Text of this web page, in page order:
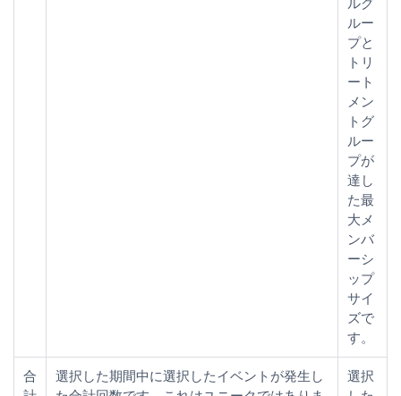
ルー
プと
トリ
ート
メン
トグ
ルー
プが
達し
た最
大メ
ンバ
ーシ
ップ
サイ
ズで
す。
合
選択した期間中に選択したイベントが発生し
選択